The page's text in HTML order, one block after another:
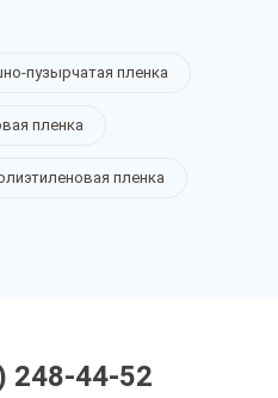
пузырчатая пленка
пленка
пленка
248-44-52